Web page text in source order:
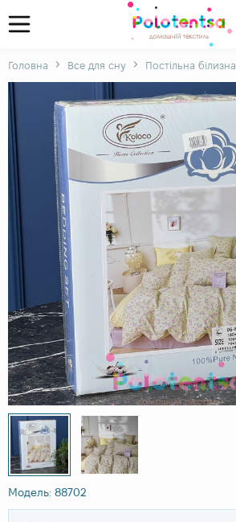
Головна Все для сну Постільна білизна
Модель: 88702